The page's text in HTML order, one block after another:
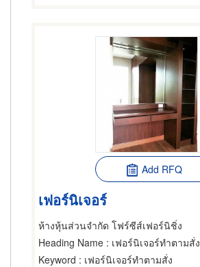
Add RFQ
เฟอร์นิเจอร์
ห้างหุ้นส่วนจำกัด โฟร์ซีส์เฟอร์นิชิ่ง
Heading Name : เฟอร์นิเจอร์ทำตามสั่ง
Keyword : เฟอร์นิเจอร์ทำตามสั่ง